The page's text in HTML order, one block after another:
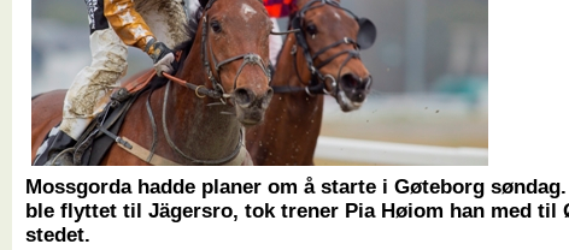
Mossgorda hadde planer om å starte i Gøteborg
ble flyttet til Jägersro, tok trener Pia Høiom han med til
stedet.